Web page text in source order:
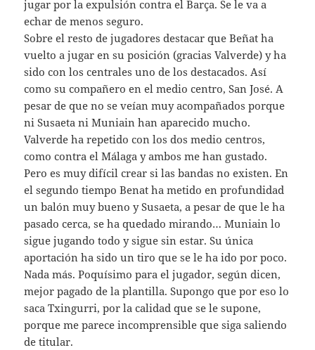
jugar por la expulsión contra el Barça. Se le va a
echar de menos seguro.
Sobre el resto de jugadores destacar que Beñat ha
vuelto a jugar en su posición (gracias Valverde) y ha
sido con los centrales uno de los destacados. Así
como su compañero en el medio centro, San José. A
pesar de que no se veían muy acompañados porque
ni Susaeta ni Muniain han aparecido mucho.
Valverde ha repetido con los dos medio centros,
como contra el Málaga y ambos me han gustado.
Pero es muy difícil crear si las bandas no existen. En
el segundo tiempo Benat ha metido en profundidad
un balón muy bueno y Susaeta, a pesar de que le ha
pasado cerca, se ha quedado mirando… Muniain lo
sigue jugando todo y sigue sin estar. Su única
aportación ha sido un tiro que se le ha ido por poco.
Nada más. Poquísimo para el jugador, según dicen,
mejor pagado de la plantilla. Supongo que por eso lo
saca Txingurri, por la calidad que se le supone,
porque me parece incomprensible que siga saliendo
de titular.